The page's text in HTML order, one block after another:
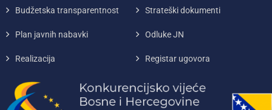
Budžetska transparentnost Strateški dokumenti
Plan javnih nabavki Odluke JN
Realizacija Registar ugovora